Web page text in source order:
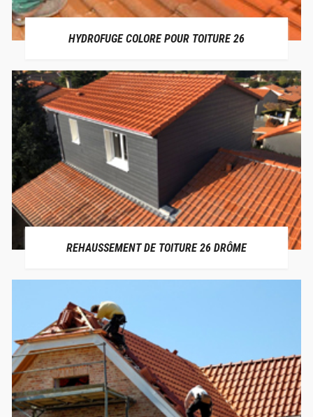
HYDROFUGE COLORE POUR TOITURE 26
REHAUSSEMENT DE TOITURE 26 DRÔME